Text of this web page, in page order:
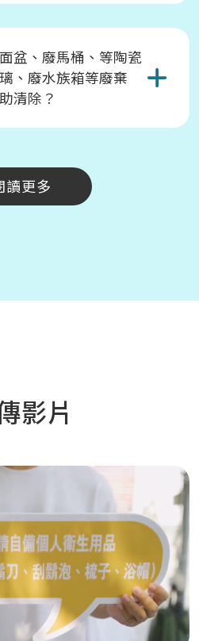
盆、廢馬桶、等陶瓷
、廢水族箱等廢棄
清除？
讀更多
影片